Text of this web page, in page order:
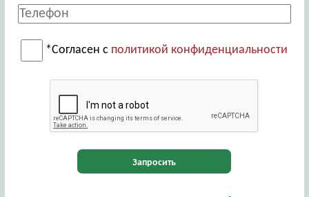
*Согласен с политикой конфиденциальности
Запросить